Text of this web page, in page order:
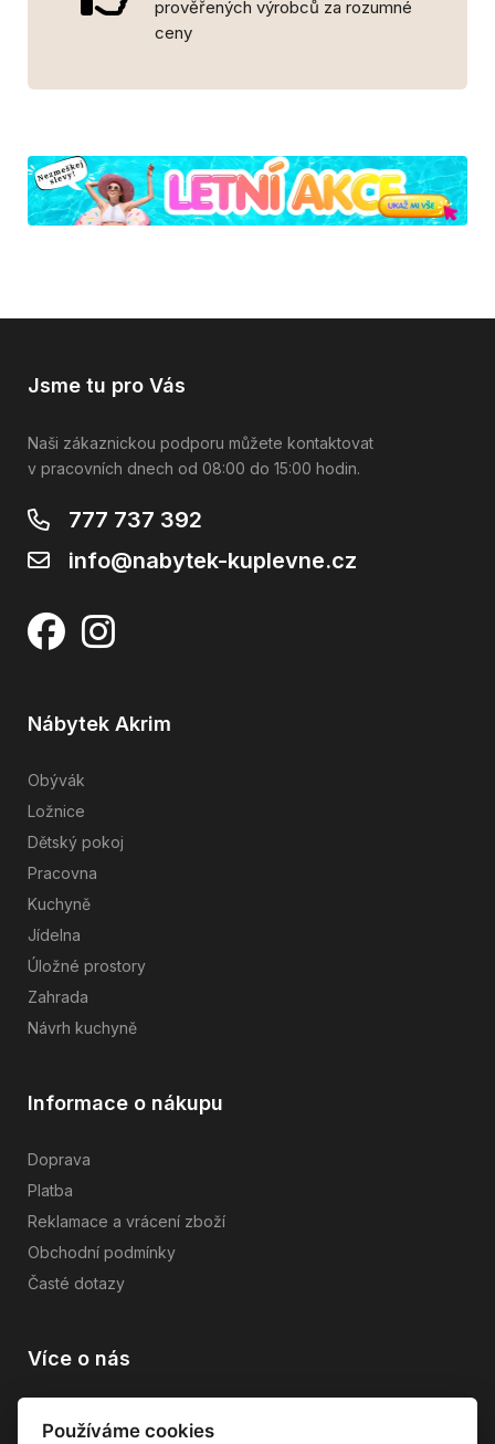
prověřených výrobců za rozumné
ceny
Jsme tu pro Vás
Naši zákaznickou podporu můžete kontaktovat
v pracovních dnech od 08:00 do 15:00 hodin.
777 737 392
info@nabytek-kuplevne.cz
Nábytek Akrim
Obývák
Ložnice
Dětský pokoj
Pracovna
Kuchyně
Jídelna
Úložné prostory
Zahrada
Návrh kuchyně
Informace o nákupu
Doprava
Platba
Reklamace a vrácení zboží
Obchodní podmínky
Časté dotazy
Více o nás
Používáme cookies